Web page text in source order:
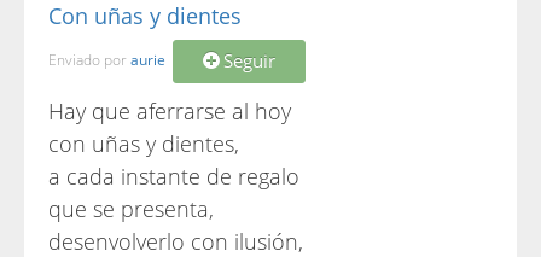
Con uñas y dientes
Enviado por aurie Seguir
Hay que aferrarse al hoy
con uñas y dientes,
a cada instante de regalo
que se presenta,
desenvolverlo con ilusión,